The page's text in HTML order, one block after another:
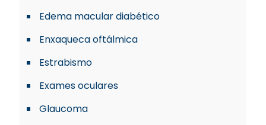
Edema macular diabético
Enxaqueca oftálmica
Estrabismo
Exames oculares
Glaucoma